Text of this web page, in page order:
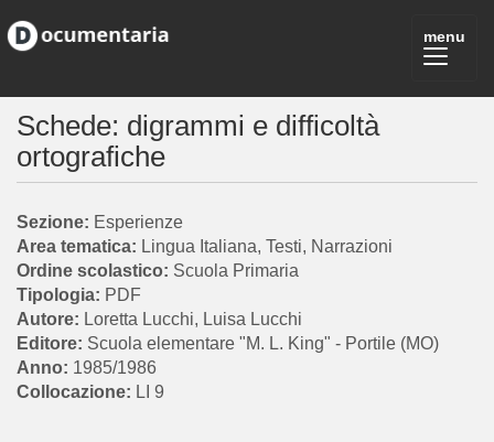
Schede: digrammi e difficoltà
ortografiche
Esperienze
Lingua Italiana, Testi, Narrazioni
Scuola Primaria
PDF
Loretta Lucchi, Luisa Lucchi
Scuola elementare "M. L. King" - Portile (MO)
1985/1986
LI 9